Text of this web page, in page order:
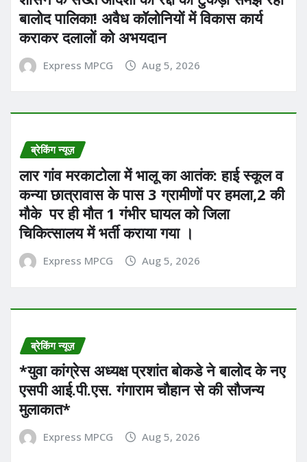
बालोद पालिका! अवैध कॉलोनियों में विकास कार्य
कराकर दलालों को अभयदान
Express MPCG Aug 5, 2026
ब्रेकिंग न्यूज़
लार गांव मरकाटोला में भालू का आतंक: हाई स्कूल व
कन्या छात्रावास के पास 3 ग्रामीणों पर हमला,2 की
मौके पर ही मौत 1 गंभीर घायल को जिला
चिकित्सालय में भर्ती कराया गया ।
Express MPCG Aug 5, 2026
ब्रेकिंग न्यूज़
*युवा कांग्रेस अध्यक्ष प्रशांत बोकडे ने बालोद के नए
एसपी आई.पी.एस. गंगाराम चौहान से की सौजन्य
मुलाकात*
Express MPCG Aug 5, 2026